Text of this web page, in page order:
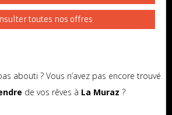
toutes nos offres
abouti ? Vous n’avez pas encore trouvé
de vos rêves à La Muraz ?